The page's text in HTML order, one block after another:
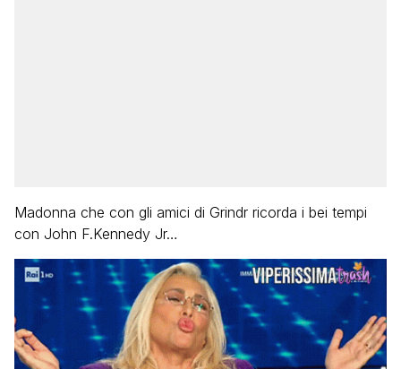
Madonna che con gli amici di Grindr ricorda i bei tempi
con John F.Kennedy Jr…